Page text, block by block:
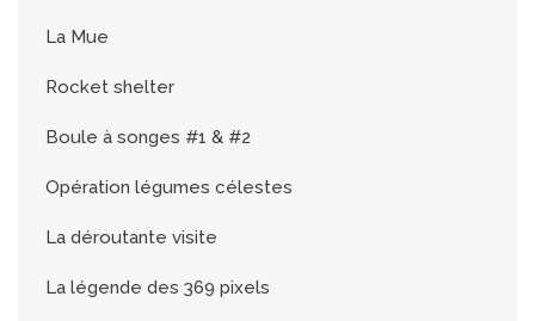
La Mue
Rocket shelter
Boule à songes #1 & #2
Opération légumes célestes
La déroutante visite
La légende des 369 pixels